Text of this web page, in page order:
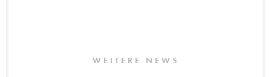
WEITERE NEWS